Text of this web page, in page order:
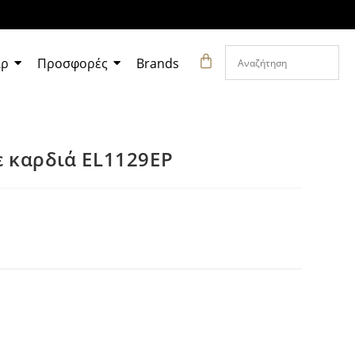
Προσφορές Brands
EL1129EP